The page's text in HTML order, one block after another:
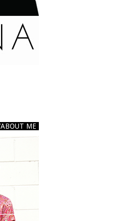
ABOUT ME